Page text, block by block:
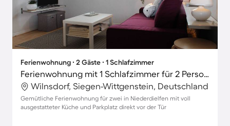
Ferienwohnung ∙ 2 Gäste ∙ 1 Schlafzimmer
Ferienwohnung mit 1 Schlafzimmer für 2 Personen
Wilnsdorf, Siegen-Wittgenstein, Deutschland
Gemütliche Ferienwohnung für zwei in Niederdielfen mit voll
ausgestatteter Küche und Parkplatz direkt vor der Tür